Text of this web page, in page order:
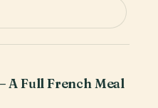
A Full French Meal